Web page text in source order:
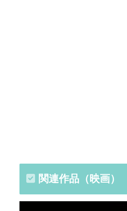
関連作品（映画）